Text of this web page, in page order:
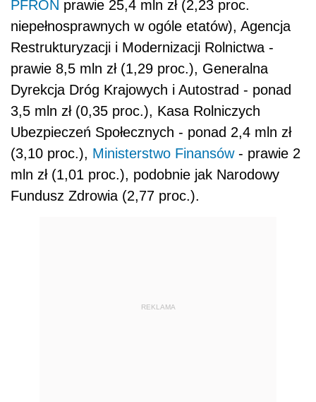
PFRON prawie 25,4 mln zł (2,23 proc.
niepełnosprawnych w ogóle etatów), Agencja
Restrukturyzacji i Modernizacji Rolnictwa -
prawie 8,5 mln zł (1,29 proc.), Generalna
Dyrekcja Dróg Krajowych i Autostrad - ponad
3,5 mln zł (0,35 proc.), Kasa Rolniczych
Ubezpieczeń Społecznych - ponad 2,4 mln zł
(3,10 proc.), Ministerstwo Finansów- prawie 2
mln zł (1,01 proc.), podobnie jak Narodowy
Fundusz Zdrowia (2,77 proc.).
REKLAMA